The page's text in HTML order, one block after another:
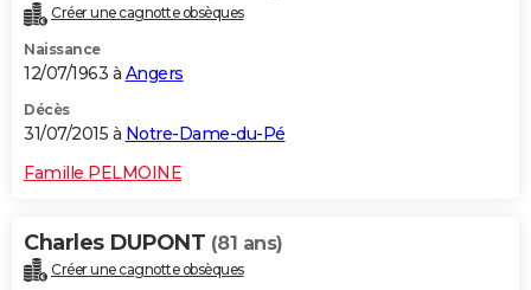
Créer une cagnotte obsèques
Naissance
12/07/1963 à Angers
Décès
31/07/2015 à Notre-Dame-du-Pé
Famille PELMOINE
Charles DUPONT (81 ans)
Créer une cagnotte obsèques